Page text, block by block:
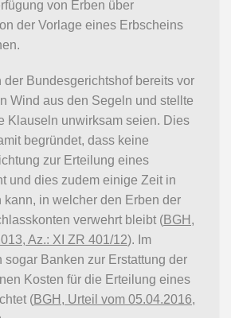
von Erben über
der Vorlage eines Erbscheins
der Bundesgerichtshof bereits vor
Wind aus den Segeln und stellte
Klauseln unwirksam seien. Dies
begründet, dass keine
zur Erteilung eines
und dies zudem einige Zeit in
kann, in welcher den Erben der
verwehrt bleibt (BGH,
Az.: XI ZR 401/12). Im
sogar Banken zur Erstattung der
Kosten für die Erteilung eines
(BGH, Urteil vom 05.04.2016,